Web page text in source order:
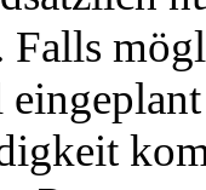
Falls